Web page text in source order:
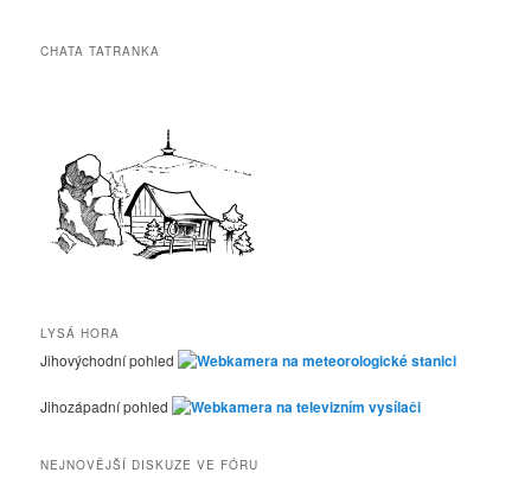
CHATA TATRANKA
LYSÁ HORA
Jihovýchodní pohled
Jihozápadní pohled
NEJNOVĚJŠÍ DISKUZE VE FÓRU